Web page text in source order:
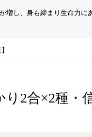
し、身も締まり生命力に
り2合×2種・